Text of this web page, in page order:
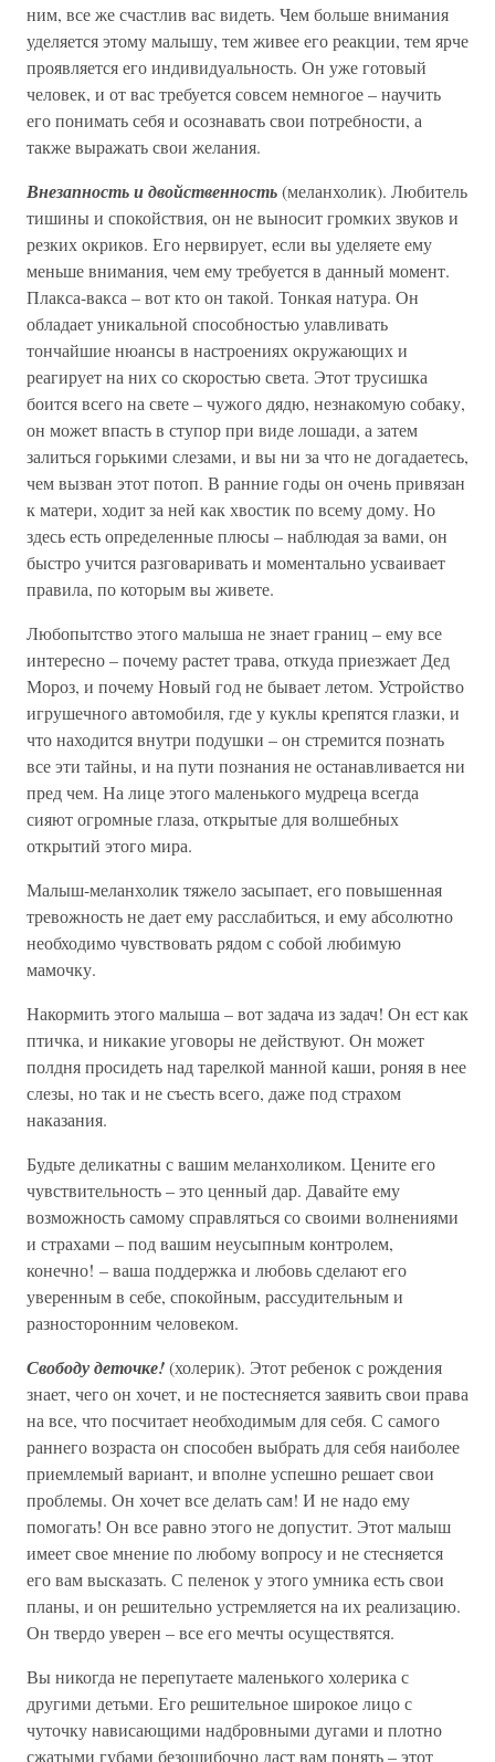
ним, все же счастлив вас видеть. Чем больше внимания
уделяется этому малышу, тем живее его реакции, тем ярче
проявляется его индивидуальность. Он уже готовый
человек, и от вас требуется совсем немногое – научить
его понимать себя и осознавать свои потребности, а
также выражать свои желания.
Внезапность и двойственность(меланхолик). Любитель
тишины и спокойствия, он не выносит громких звуков и
резких окриков. Его нервирует, если вы уделяете ему
меньше внимания, чем ему требуется в данный момент.
Плакса-вакса – вот кто он такой. Тонкая натура. Он
обладает уникальной способностью улавливать
тончайшие нюансы в настроениях окружающих и
реагирует на них со скоростью света. Этот трусишка
боится всего на свете – чужого дядю, незнакомую собаку,
он может впасть в ступор при виде лошади, а затем
залиться горькими слезами, и вы ни за что не догадаетесь,
чем вызван этот потоп. В ранние годы он очень привязан
к матери, ходит за ней как хвостик по всему дому. Но
здесь есть определенные плюсы – наблюдая за вами, он
быстро учится разговаривать и моментально усваивает
правила, по которым вы живете.
Любопытство этого малыша не знает границ – ему все
интересно – почему растет трава, откуда приезжает Дед
Мороз, и почему Новый год не бывает летом. Устройство
игрушечного автомобиля, где у куклы крепятся глазки, и
что находится внутри подушки – он стремится познать
все эти тайны, и на пути познания не останавливается ни
пред чем. На лице этого маленького мудреца всегда
сияют огромные глаза, открытые для волшебных
открытий этого мира.
Малыш-меланхолик тяжело засыпает, его повышенная
тревожность не дает ему расслабиться, и ему абсолютно
необходимо чувствовать рядом с собой любимую
мамочку.
Накормить этого малыша – вот задача из задач! Он ест как
птичка, и никакие уговоры не действуют. Он может
полдня просидеть над тарелкой манной каши, роняя в нее
слезы, но так и не съесть всего, даже под страхом
наказания.
Будьте деликатны с вашим меланхоликом. Цените его
чувствительность – это ценный дар. Давайте ему
возможность самому справляться со своими волнениями
и страхами – под вашим неусыпным контролем,
конечно! – ваша поддержка и любовь сделают его
уверенным в себе, спокойным, рассудительным и
разносторонним человеком.
Свободу деточке!(холерик). Этот ребенок с рождения
знает, чего он хочет, и не постесняется заявить свои права
на все, что посчитает необходимым для себя. С самого
раннего возраста он способен выбрать для себя наиболее
приемлемый вариант, и вполне успешно решает свои
проблемы. Он хочет все делать сам! И не надо ему
помогать! Он все равно этого не допустит. Этот малыш
имеет свое мнение по любому вопросу и не стесняется
его вам высказать. С пеленок у этого умника есть свои
планы, и он решительно устремляется на их реализацию.
Он твердо уверен – все его мечты осуществятся.
Вы никогда не перепутаете маленького холерика с
другими детьми. Его решительное широкое лицо с
чуточку нависающими надбровными дугами и плотно
сжатыми губами безошибочно даст вам понять – этот